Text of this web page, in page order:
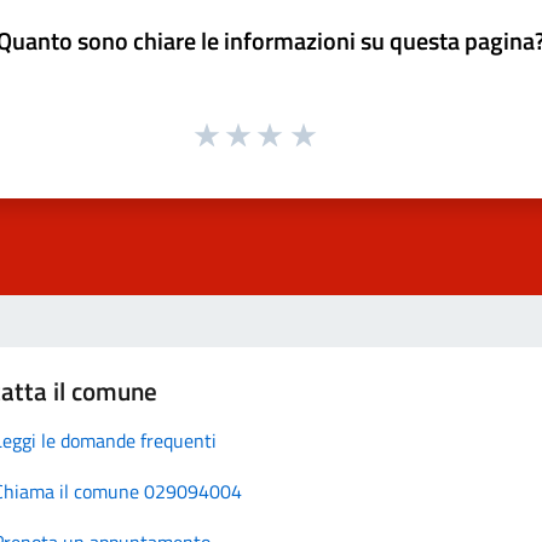
sono chiare le informazioni su questa
il comune
le domande frequenti
il comune 029094004